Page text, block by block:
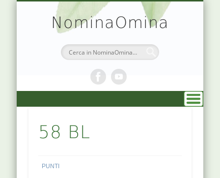
NominaOmina
HOME
CHI SONO
MEDICINA CINESE
SIMBOLOGIA
ATLANTE PUNTI
TEORIA & APPUNTI
DR. AGO
PRENOTAZIONI
58 BL
PUNTI